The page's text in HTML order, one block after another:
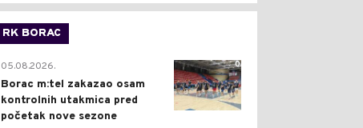
RK BORAC
0
05.08.2026.
Borac m:tel zakazao osam
kontrolnih utakmica pred
početak nove sezone